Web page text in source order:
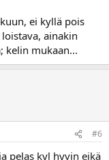
ei kyllä pois
ainakin
kelin mukaan...
#6
pelas kyl hyvin eikä